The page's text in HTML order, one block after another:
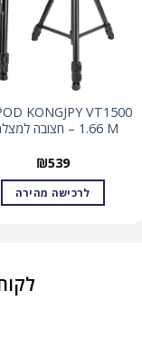
KONGJPY VT1500
1.66 M – חצובה למצלמה
₪539
לרכישה מהירה